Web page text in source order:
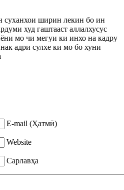
суханхои ширин лекин бо ин
худ гаштааст аллалхусус
мо чи мегуи ки инхо на кадру
адри сулхе ки мо бо хуни
E-mail (Ҳатмӣ)
Website
Сарлавҳа